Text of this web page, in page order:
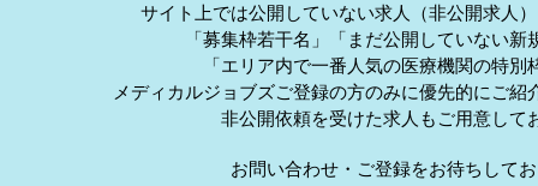
サイト上では公開していない求人（非公開求人
「募集枠若干名」「まだ公開していない新
「エリア内で一番人気の医療機関の特別
メディカルジョブズご登録の方のみに優先的にご紹
非公開依頼を受けた求人もご用意して
お問い合わせ・ご登録をお待ちして